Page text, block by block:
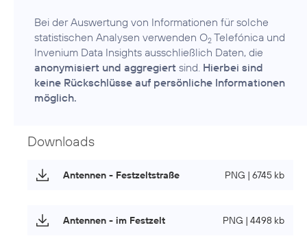
Bei der Auswertung von Informationen für solche
statistischen Analysen verwenden O2 Telefónica und
Invenium Data Insights ausschließlich Daten, die
anonymisiert und aggregiert sind. Hierbei sind
keine Rückschlüsse auf persönliche Informationen
möglich.
Downloads
Antennen - Festzeltstraße PNG | 6745 kb
Antennen - im Festzelt PNG | 4498 kb